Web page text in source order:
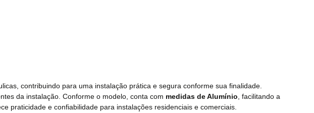
contribuindo para uma instalação prática e segura conforme sua finalidade.
da instalação. Conforme o modelo, conta com medidas de Alumínio , facilitando a
praticidade e confiabilidade para instalações residenciais e comerciais.